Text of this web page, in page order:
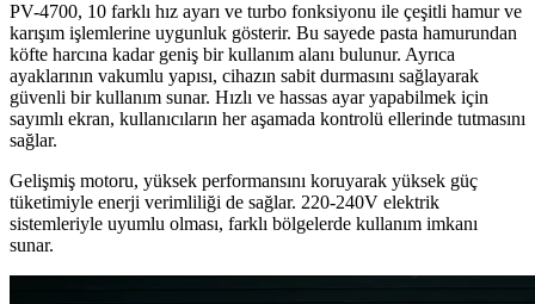
PV-4700, 10 farklı hız ayarı ve turbo fonksiyonu ile çeşitli hamur ve
karışım işlemlerine uygunluk gösterir. Bu sayede pasta hamurundan
köfte harcına kadar geniş bir kullanım alanı bulunur. Ayrıca
ayaklarının vakumlu yapısı, cihazın sabit durmasını sağlayarak
güvenli bir kullanım sunar. Hızlı ve hassas ayar yapabilmek için
sayımlı ekran, kullanıcıların her aşamada kontrolü ellerinde tutmasını
sağlar.
Gelişmiş motoru, yüksek performansını koruyarak yüksek güç
tüketimiyle enerji verimliliği de sağlar. 220-240V elektrik
sistemleriyle uyumlu olması, farklı bölgelerde kullanım imkanı
sunar.